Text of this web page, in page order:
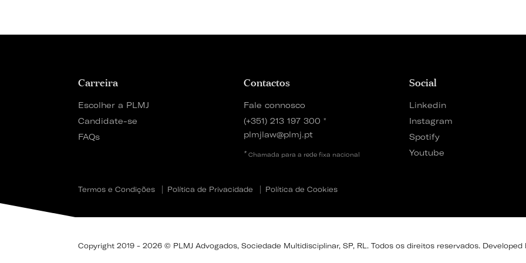
Carreira
Escolher a PLMJ
Candidate-se
FAQs
Contactos
Fale connosco
(+351) 213 197 300 *
plmjlaw@plmj.pt
* Chamada para a rede fixa nacional
Social
Linkedin
Instagram
Spotify
Youtube
Termos e Condições Política de Privacidade Política de Cookies
Copyright 2019 - 2026 © PLMJ Advogados, Sociedade Multidisciplinar, SP, RL. Todos os direitos reservados. Developed